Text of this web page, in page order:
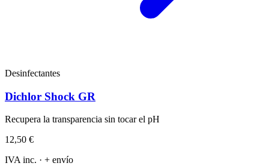
Desinfectantes
Dichlor Shock GR
Recupera la transparencia sin tocar el pH
12,50 €
IVA inc. · + envío